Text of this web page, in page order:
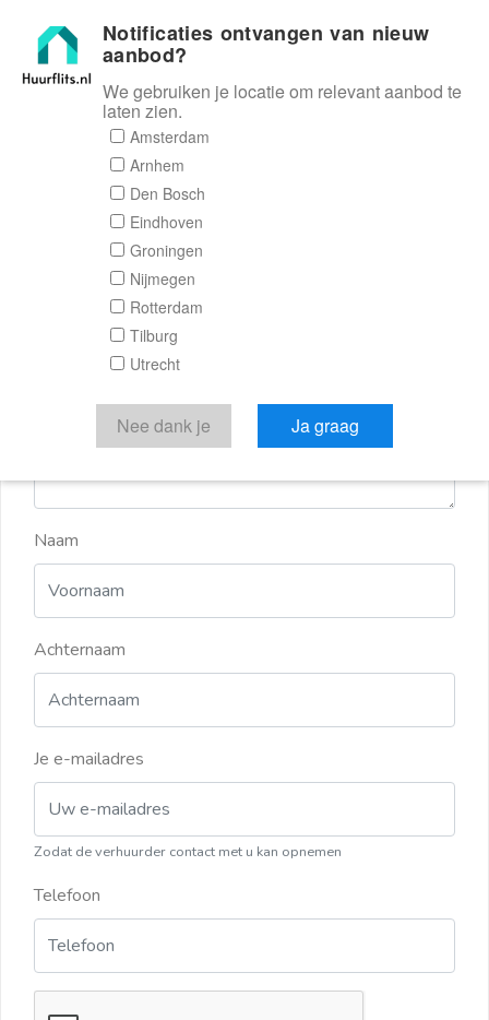
Huurflits
Reactieformulier
Huurflits
Verstuur je bericht
Door een bericht te sturen kom je in contact met de
aanbieder of makelaar van de woning.
Naam
Achternaam
Je e-mailadres
Zodat de verhuurder contact met u kan opnemen
Telefoon
Notificaties ontvangen van nieuw
aanbod?
We gebruiken je locatie om relevant aanbod te
laten zien.
Amsterdam
Arnhem
Den Bosch
Eindhoven
Groningen
Nijmegen
Rotterdam
Tilburg
Utrecht
Nee dank je Ja graag